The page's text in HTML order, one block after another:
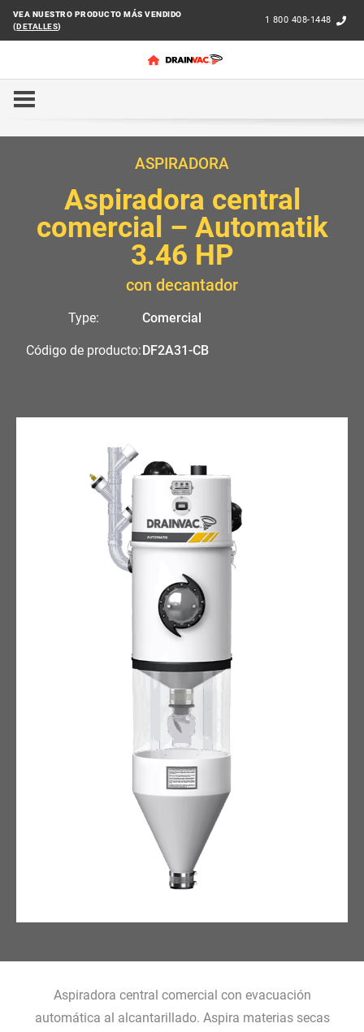
VEA NUESTRO PRODUCTO MÁS VENDIDO
(DETALLES)
1 800 408-1448
INICIO
ASPIRADORA
Aspiradora central
comercial – Automatik
3.46 HP
con decantador
Type: Comercial
Código de producto:DF2A31-CB
Aspiradora central comercial con evacuación
automática al alcantarillado. Aspira materias secas